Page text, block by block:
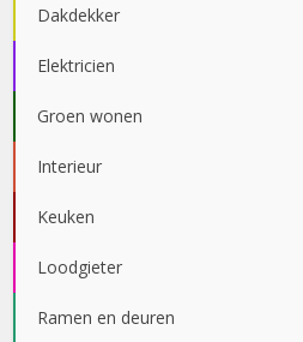
Dakdekker
Elektricien
Groen wonen
Interieur
Keuken
Loodgieter
Ramen en deuren